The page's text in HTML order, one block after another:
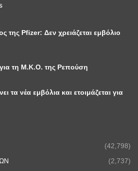
της Pfizer: Δεν χρειάζεται εμβόλιο
τη Μ.Κ.Ο. της Ρεπούση
τα νέα εμβόλια και ετοιμάζεται για
(42,798)
(2,737)